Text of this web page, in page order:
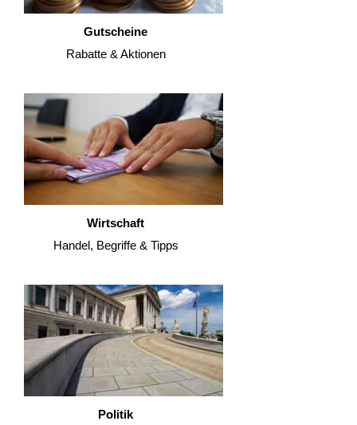
Gutscheine
Rabatte & Aktionen
Wirtschaft
Handel, Begriffe & Tipps
Politik